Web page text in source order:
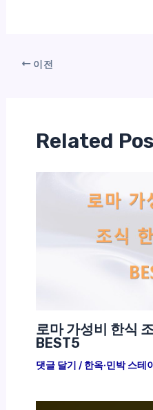
이전
Related
로마 가성비 한식
BEST5
댓글 달기 / 한옥·민박 스테